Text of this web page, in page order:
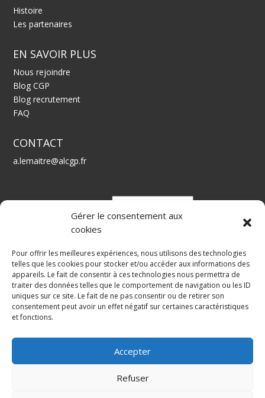
Gérer le consentement aux
cookies
Pour offrir les meilleures expériences, nous utilisons des technologies
telles que les cookies pour stocker et/ou accéder aux informations des
appareils. Le fait de consentir à ces technologies nous permettra de
traiter des données telles que le comportement de navigation ou les ID
uniques sur ce site. Le fait de ne pas consentir ou de retirer son
consentement peut avoir un effet négatif sur certaines caractéristiques
et fonctions.
Accepter
Refuser
Histoire
Les partenaires
EN SAVOIR PLUS
Nous rejoindre
Blog CGP
Blog recrutement
FAQ
CONTACT
a.lemaitre@alcgp.fr
Alcgp, société de conseil en gestion de patrimoine
Alexandre Lemaitre – Conseil et gestion de patrimoine